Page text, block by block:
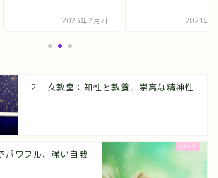
2023年2月7日 2021年5
２．女教皇：知性と教養、崇高な精神性
パワフル、強い自我